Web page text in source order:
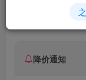
8个月前更新
降价通知